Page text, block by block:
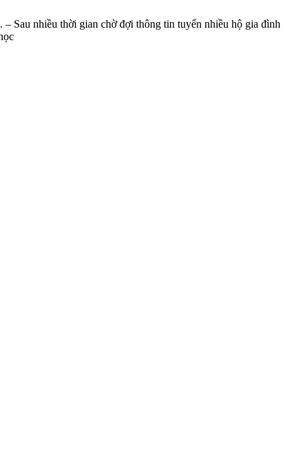
nhiều thời gian chờ đợi thông tin tuyển nhiều hộ gia đình